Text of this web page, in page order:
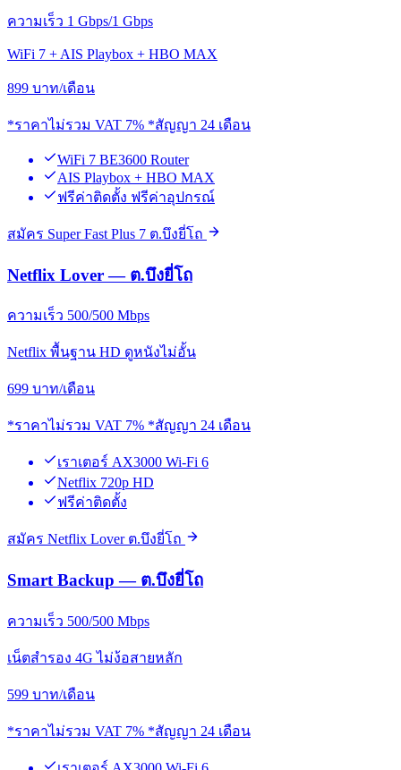
ความเร็ว 1 Gbps/1 Gbps
WiFi 7 + AIS Playbox + HBO MAX
899 บาท/เดือน
*ราคาไม่รวม VAT 7% *สัญญา 24 เดือน
WiFi 7 BE3600 Router
AIS Playbox + HBO MAX
ฟรีค่าติดตั้ง ฟรีค่าอุปกรณ์
สมัคร Super Fast Plus 7 ต.บึงยี่โถ
Netflix Lover — ต.บึงยี่โถ
ความเร็ว 500/500 Mbps
Netflix พื้นฐาน HD ดูหนังไม่อั้น
699 บาท/เดือน
*ราคาไม่รวม VAT 7% *สัญญา 24 เดือน
เราเตอร์ AX3000 Wi-Fi 6
Netflix 720p HD
ฟรีค่าติดตั้ง
สมัคร Netflix Lover ต.บึงยี่โถ
Smart Backup — ต.บึงยี่โถ
ความเร็ว 500/500 Mbps
เน็ตสำรอง 4G ไม่ง้อสายหลัก
599 บาท/เดือน
*ราคาไม่รวม VAT 7% *สัญญา 24 เดือน